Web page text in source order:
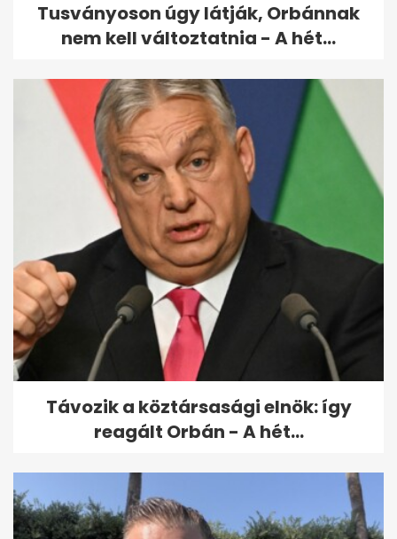
Tusványoson úgy látják, Orbánnak
nem kell változtatnia - A hét...
Távozik a köztársasági elnök: így
reagált Orbán - A hét...